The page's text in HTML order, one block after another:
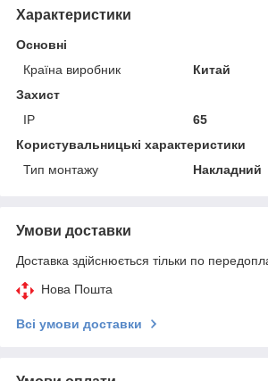
Характеристики
Основні
Країна виробник
Китай
Захист
IP
65
Користувальницькі характеристики
Тип монтажу
Накладний
Умови доставки
Доставка здійснюється тільки по
Нова Пошта
Всі умови доставки